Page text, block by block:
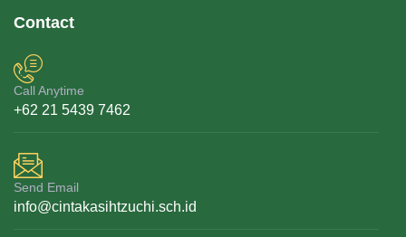
Qurban dan Melepas Kemelekatan
Nabi Ibrahim S. A. W. mendapatkan wahyu dari
Allah untuk mengorbankan anaknya sebagai ujian
atas
Contact
Call Anytime
+62 21 5439 7462
Send Email
info@cintakasihtzuchi.sch.id